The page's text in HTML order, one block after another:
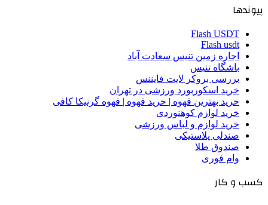
پیوندها
Flash USDT
Flash usdt
اجاره زمین تنیس سعادت آباد
باشگاه تنیس
بررسی بروکر لایت فایننس
خرید اسکوربورد ورزشی در تهران
خرید بهترین قهوه | خرید قهوه | قهوه گرنیکا کافی
خرید لوازم کوهنوردی
خرید لوازم و لباس ورزشی
صندلی پلاستیکی
صندوق طلا
وام فوری
کسب و کار